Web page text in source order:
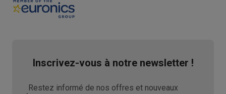
Inscrivez-vous à notre newsletter !
Restez informé de nos offres et nouveaux